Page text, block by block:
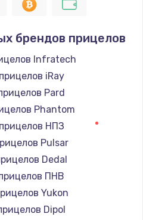
брендов прицелов
Infratech
iRay
Pard
Phantom
НПЗ
Pulsar
Dedal
ПНВ
Yukon
Dipol